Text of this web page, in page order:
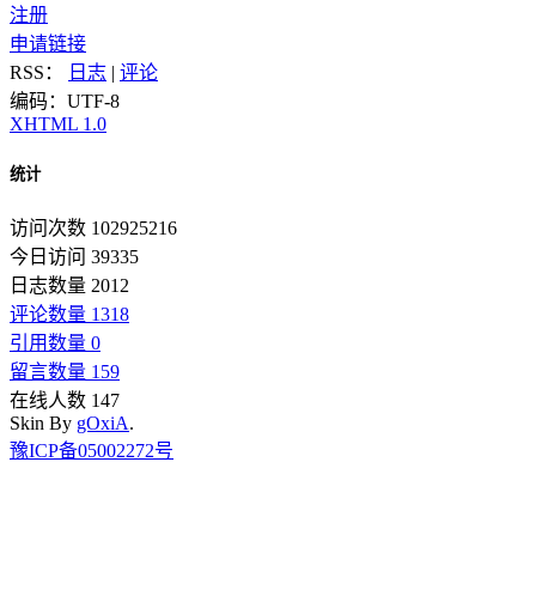
注册
申请链接
RSS：
日志 | 评论
编码：UTF-8
XHTML 1.0
统计
访问次数 102925216
今日访问 39335
日志数量 2012
评论数量 1318
引用数量 0
留言数量 159
在线人数 147
Skin By gOxiA.
豫ICP备05002272号